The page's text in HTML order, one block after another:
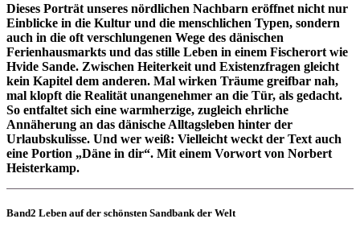
Dieses Porträt unseres nördlichen Nachbarn eröffnet nicht nur
Einblicke in die Kultur und die menschlichen Typen, sondern
auch in die oft verschlungenen Wege des dänischen
Ferienhausmarkts und das stille Leben in einem Fischerort wie
Hvide Sande. Zwischen Heiterkeit und Existenzfragen gleicht
kein Kapitel dem anderen. Mal wirken Träume greifbar nah,
mal klopft die Realität unangenehmer an die Tür, als gedacht.
So entfaltet sich eine warmherzige, zugleich ehrliche
Annäherung an das dänische Alltagsleben hinter der
Urlaubskulisse. Und wer weiß: Vielleicht weckt der Text auch
eine Portion „Däne in dir“. Mit einem Vorwort von Norbert
Heisterkamp.
Band2 Leben auf der schönsten Sandbank der Welt